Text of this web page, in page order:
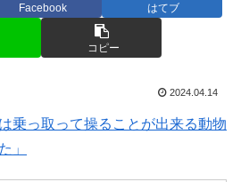
Facebook はてブ
コピー
2024.04.14
乗っ取って操ることが出来る動物
」